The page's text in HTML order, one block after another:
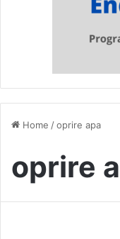
Home /oprire apa
oprire